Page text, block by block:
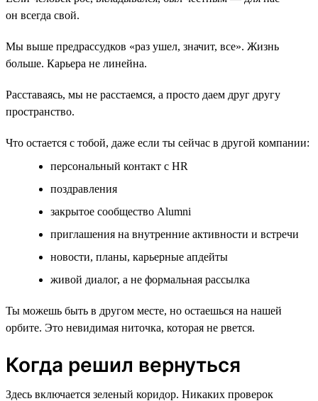
он всегда свой.
Мы выше предрассудков «раз ушел, значит, все». Жизнь
больше. Карьера не линейна.
Расставаясь, мы не расстаемся, а просто даем друг другу
пространство.
Что остается с тобой, даже если ты сейчас в другой компании:
персональный контакт с HR
поздравления
закрытое сообщество Alumni
приглашения на внутренние активности и встречи
новости, планы, карьерные апдейты
живой диалог, а не формальная рассылка
Ты можешь быть в другом месте, но остаешься на нашей
орбите. Это невидимая ниточка, которая не рвется.
Когда решил вернуться
Здесь включается зеленый коридор. Никаких проверок